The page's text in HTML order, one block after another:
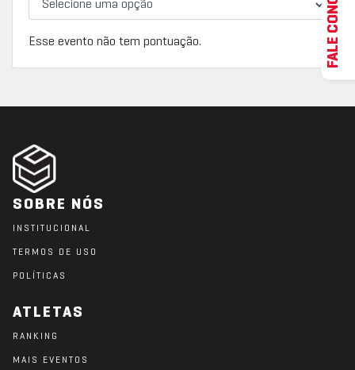
Esse evento não tem pontuação.
SOBRE NÓS
INSTITUCIONAL
TERMOS DE USO
POLÍTICAS
ATLETAS
RANKING
MAIS EVENTOS